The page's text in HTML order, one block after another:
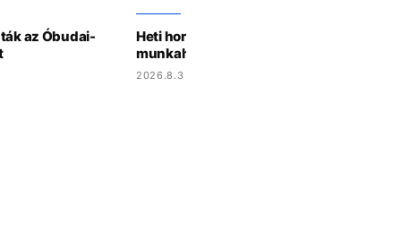
az Óbudai-
Heti horoszkóp: a Skorpiók randizni
munkahelyi krásst, a Kosok új barátokat
2026.8.3 15:07